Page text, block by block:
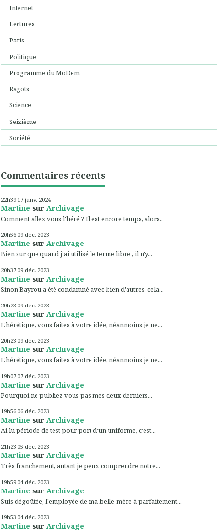
Internet
Lectures
Paris
Politique
Programme du MoDem
Ragots
Science
Seizième
Société
Commentaires récents
22h39 17 janv. 2024
Martine sur Archivage
Comment allez vous l'héré ? Il est encore temps, alors...
20h56 09 déc. 2023
Martine sur Archivage
Bien sur que quand j'ai utilisé le terme libre , il n'y...
20h37 09 déc. 2023
Martine sur Archivage
Sinon Bayrou a été condamné avec bien d'autres, cela...
20h23 09 déc. 2023
Martine sur Archivage
L'hérétique, vous faites à votre idée, néanmoins je ne...
20h23 09 déc. 2023
Martine sur Archivage
L'hérétique, vous faites à votre idée, néanmoins je ne...
19h07 07 déc. 2023
Martine sur Archivage
Pourquoi ne publiez vous pas mes deux derniers...
19h56 06 déc. 2023
Martine sur Archivage
Ai lu période de test pour port d'un uniforme, c'est...
21h23 05 déc. 2023
Martine sur Archivage
Très franchement, autant je peux comprendre notre...
19h59 04 déc. 2023
Martine sur Archivage
Suis dégoûtée, l'employée de ma belle-mère à parfaitement...
19h53 04 déc. 2023
Martine sur Archivage